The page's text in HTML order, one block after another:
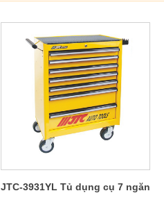
JTC-3931YL Tủ dụng cụ 7 ngăn